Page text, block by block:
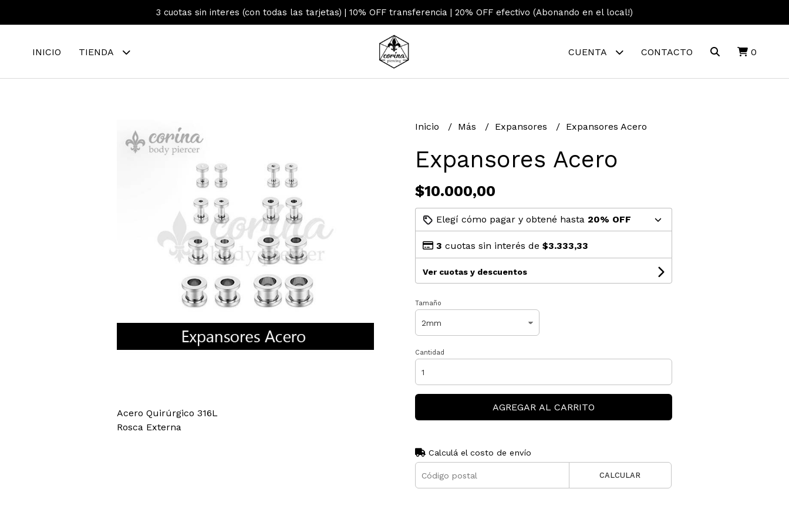
3 cuotas sin interes (con todas las tarjetas) | 10% OFF transferencia | 20% OFF efectivo (Abonando en el local!)
INICIO TIENDA CUENTA CONTACTO 0
Acero Quirúrgico 316L
Rosca Externa
Inicio Más Expansores Expansores Acero
Expansores Acero
$10.000,00
Elegí cómo pagar y obtené hasta 20% OFF
3 cuotas sin interés de $3.333,33
Ver cuotas y descuentos
Tamaño
Cantidad
AGREGAR AL CARRITO
Calculá el costo de envío
CALCULAR